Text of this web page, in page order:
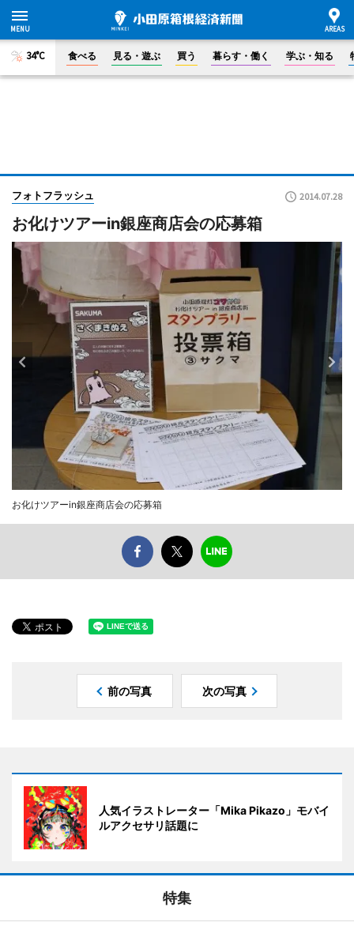
34°C 食べる 見る・遊ぶ 買う 暮らす・働く 学ぶ・知る
フォトフラッシュ 2014.07.28
お化けツアーin銀座商店会の応募箱
お化けツアーin銀座商店会の応募箱
前の写真 次の写真
人気イラストレーター「Mika Pikazo」モバイ
ルアクセサリ話題に
特集